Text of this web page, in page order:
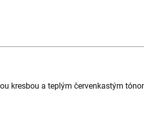
kresbou a teplým červenkastým